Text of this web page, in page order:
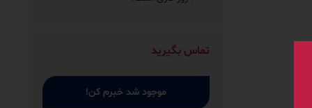
تماس بگیرید
موجود شد خبرم کن!